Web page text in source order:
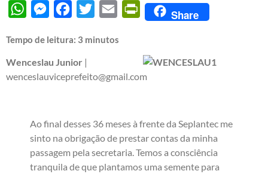
WhatsAppMessengerFacebook
Twitter Email PrintFriendly
Share
Tempo de leitura: 3 minutos
Wenceslau Junior |
wenceslauviceprefeito@gmail.com
Ao final desses 36 meses à frente da Seplantec me
sinto na obrigação de prestar contas da minha
passagem pela secretaria. Temos a consciência
tranquila de que plantamos uma semente para